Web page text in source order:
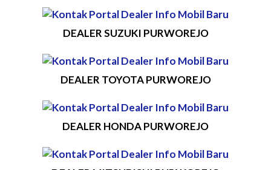
DEALER SUZUKI PURWOREJO
DEALER TOYOTA PURWOREJO
DEALER HONDA PURWOREJO